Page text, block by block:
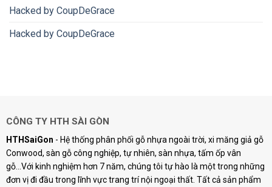
Hacked by CoupDeGrace
Hacked by CoupDeGrace
CÔNG TY HTH SÀI GÒN
HTHSaiGon - Hệ thống phân phối gỗ nhựa ngoài trời, xi măng giả gỗ
Conwood, sàn gỗ công nghiệp, tự nhiên, sàn nhựa, tấm ốp vân
gỗ...Với kinh nghiệm hơn 7 năm, chúng tôi tự hào là một trong những
đơn vị đi đầu trong lĩnh vực trang trí nội ngoại thất. Tất cả sản phẩm